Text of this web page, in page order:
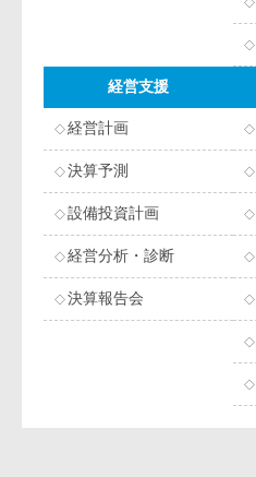
経営支援
経営計画
決算予測
設備投資計画
経営分析・診断
決算報告会